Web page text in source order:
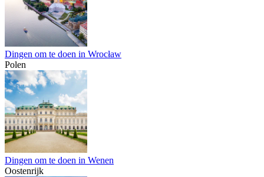
Dingen om te doen in Wrocław
Polen
Dingen om te doen in Wenen
Oostenrijk